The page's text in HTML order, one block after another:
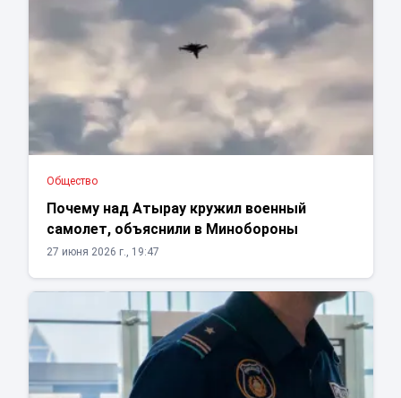
Общество
Почему над Атырау кружил военный
самолет, объяснили в Минобороны
27 июня 2026 г., 19:47